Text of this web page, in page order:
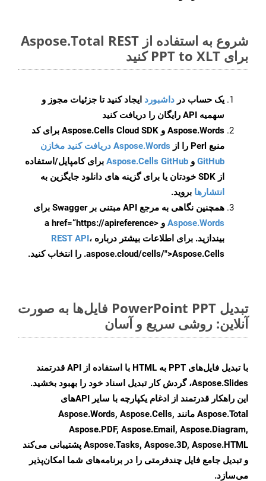
شروع به استفاده از Aspose.Total REST
برای PPT to XLT کنید
یک حساب در داشبورد ایجاد کنید تا جزئیات مجوز و
سهمیه API رایگان را دریافت کنید
Aspose.Words و Aspose.Cells Cloud SDK برای کد
منبع Perl را از
Aspose.Words دریافت کنید مخازن
GitHub و Aspose.Cells GitHub برای کامپایل/استفاده
از SDK خودتان یا برای گزینه های دانلود جایگزین به
انتشارها بروید.
همچنین نگاهی به مرجع API مبتنی بر Swagger برای
Aspose.Words
و <a href=“https://apireference
بیندازید. برای اطلاعات بیشتر درباره REST API،
.aspose.cloud/cells/">Aspose.Cells را انتخاب کنید.
تبدیل PowerPoint PPT فایل‌ها به صورت
آنلاین: روشی سریع و آسان
با تبدیل فایل‌های PPT به HTML با استفاده از API قدرتمند
Aspose.Slides، گردش کار تبدیل اسناد خود را بهبود بخشید.
این راهکار قدرتمند از ادغام یکپارچه با سایر APIهای
Aspose.Total مانند Aspose.Words, Aspose.Cells,
Aspose.PDF, Aspose.Email, Aspose.Diagram,
Aspose.Tasks, Aspose.3D, Aspose.HTML پشتیبانی می‌کند
و تبدیل جامع فایل چندفرمتی را در برنامه‌های شما امکان‌پذیر
می‌سازد.